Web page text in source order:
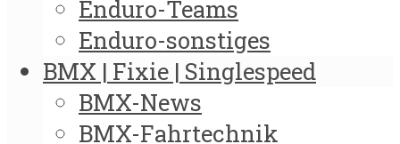
Enduro-Teams
Enduro-sonstiges
BMX | Fixie | Singlespeed
BMX-News
BMX-Fahrtechnik